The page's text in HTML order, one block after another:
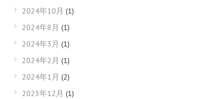
2024年10月 (1)
2024年8月 (1)
2024年3月 (1)
2024年2月 (1)
2024年1月 (2)
2023年12月 (1)